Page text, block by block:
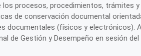
procesos, procedimientos, trámites
de conservación documental
documentales (físicos y electrónicos).
de Gestión y Desempeño en sesión